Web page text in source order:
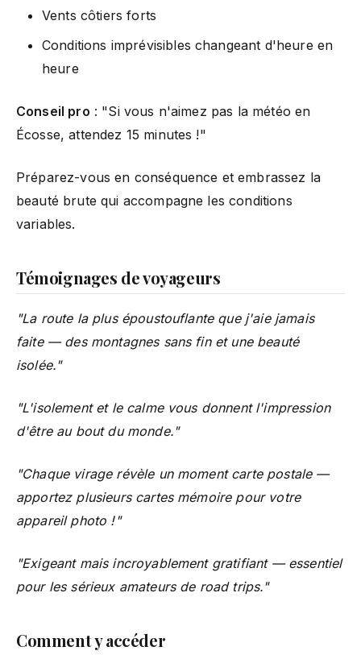
Vents côtiers forts
Conditions imprévisibles changeant d'heure en
heure
Conseil pro : "Si vous n'aimez pas la météo en
Écosse, attendez 15 minutes !"
Préparez-vous en conséquence et embrassez la
beauté brute qui accompagne les conditions
variables.
Témoignages de voyageurs
"La route la plus époustouflante que j'aie jamais
faite — des montagnes sans fin et une beauté
isolée."
"L'isolement et le calme vous donnent l'impression
d'être au bout du monde."
"Chaque virage révèle un moment carte postale —
apportez plusieurs cartes mémoire pour votre
appareil photo !"
"Exigeant mais incroyablement gratifiant — essentiel
pour les sérieux amateurs de road trips."
Comment y accéder